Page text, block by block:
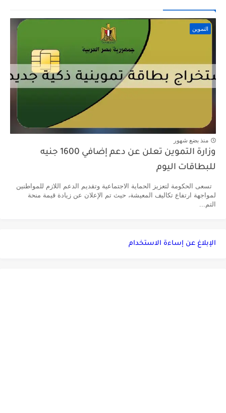
التموين
منذ بضع شهور
وزارة التموين تعلن عن دعم إضافي 1600 جنيه
للبطاقات اليوم
تسعى الحكومة لتعزيز الحماية الاجتماعية وتقديم الدعم اللازم للمواطنين
لمواجهة ارتفاع تكاليف المعيشة، حيث تم الإعلان عن زيادة قيمة منحة
التم...
الإبلاغ عن إساءة الاستخدام